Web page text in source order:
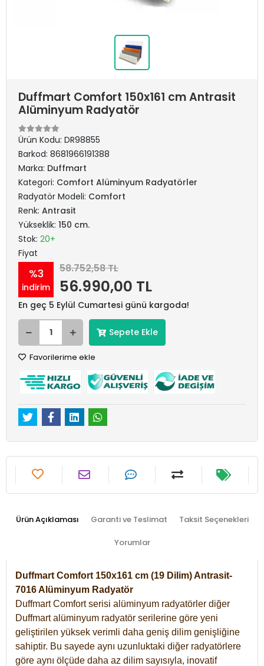
Duffmart Comfort 150x161 cm Antrasit
Alüminyum Radyatör
Ürün Kodu: DR98855
Barkod: 8681966191388
Marka: Duffmart
Kategori: Comfort Alüminyum Radyatörler
Radyatör Modeli: Comfort
Renk: Antrasit
Yükseklik: 150 cm.
Stok: 20+
Fiyat
%3
indirim
58.752,58 TL
56.990,00 TL
En geç 5 Eylül Cumartesi günü kargoda!
Sepete Ekle
Favorilerime ekle
Ürün Açıklaması Garanti ve Teslimat Taksit Seçenekleri
Yorumlar
Duffmart Comfort 150x161 cm (19 Dilim) Antrasit-
7016 Alüminyum Radyatör
Duffmart Comfort serisi alüminyum radyatörler diğer
Duffmart alüminyum radyatör serilerine göre yeni
geliştirilen yüksek verimli daha geniş dilim genişliğine
sahiptir. Bu sayede aynı uzunluktaki diğer radyatörlere
göre aynı ölçüde daha az dilim sayısıyla, inovatif